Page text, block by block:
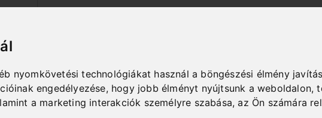
nyomkövetési technológiákat használ a böngészési élmény
engedélyezése, hogy jobb élményt nyújtsunk a weboldalon,
a marketing interakciók személyre szabása,az Ön számára